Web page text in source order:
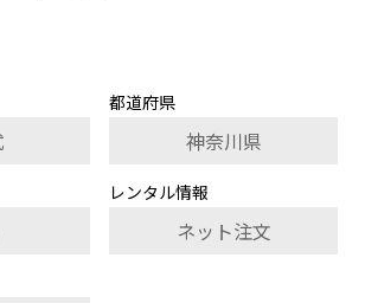
都道府県
神奈川県
レンタル情報
ネット注文